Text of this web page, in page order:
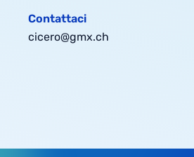
Contattaci
cicero@gmx.ch